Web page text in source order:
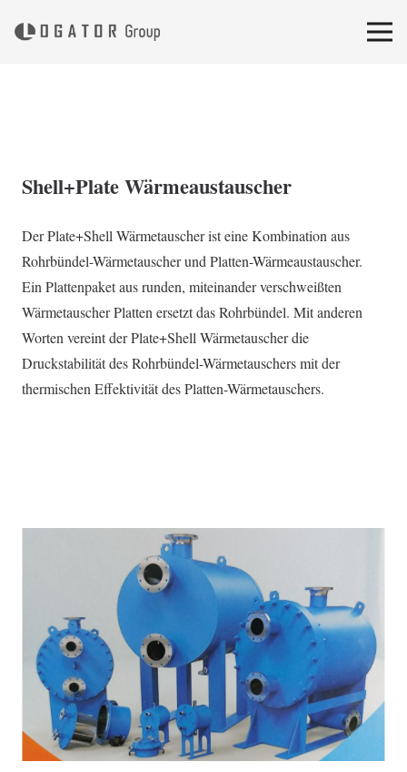
Shell+Plate Wärmeaustauscher
Der Plate+Shell Wärmetauscher ist eine Kombination aus
Rohrbündel-Wärmetauscher und Platten-Wärmeaustauscher.
Ein Plattenpaket aus runden, miteinander verschweißten
Wärmetauscher Platten ersetzt das Rohrbündel. Mit anderen
Worten vereint der Plate+Shell Wärmetauscher die
Druckstabilität des Rohrbündel-Wärmetauschers mit der
thermischen Effektivität des Platten-Wärmetauschers.